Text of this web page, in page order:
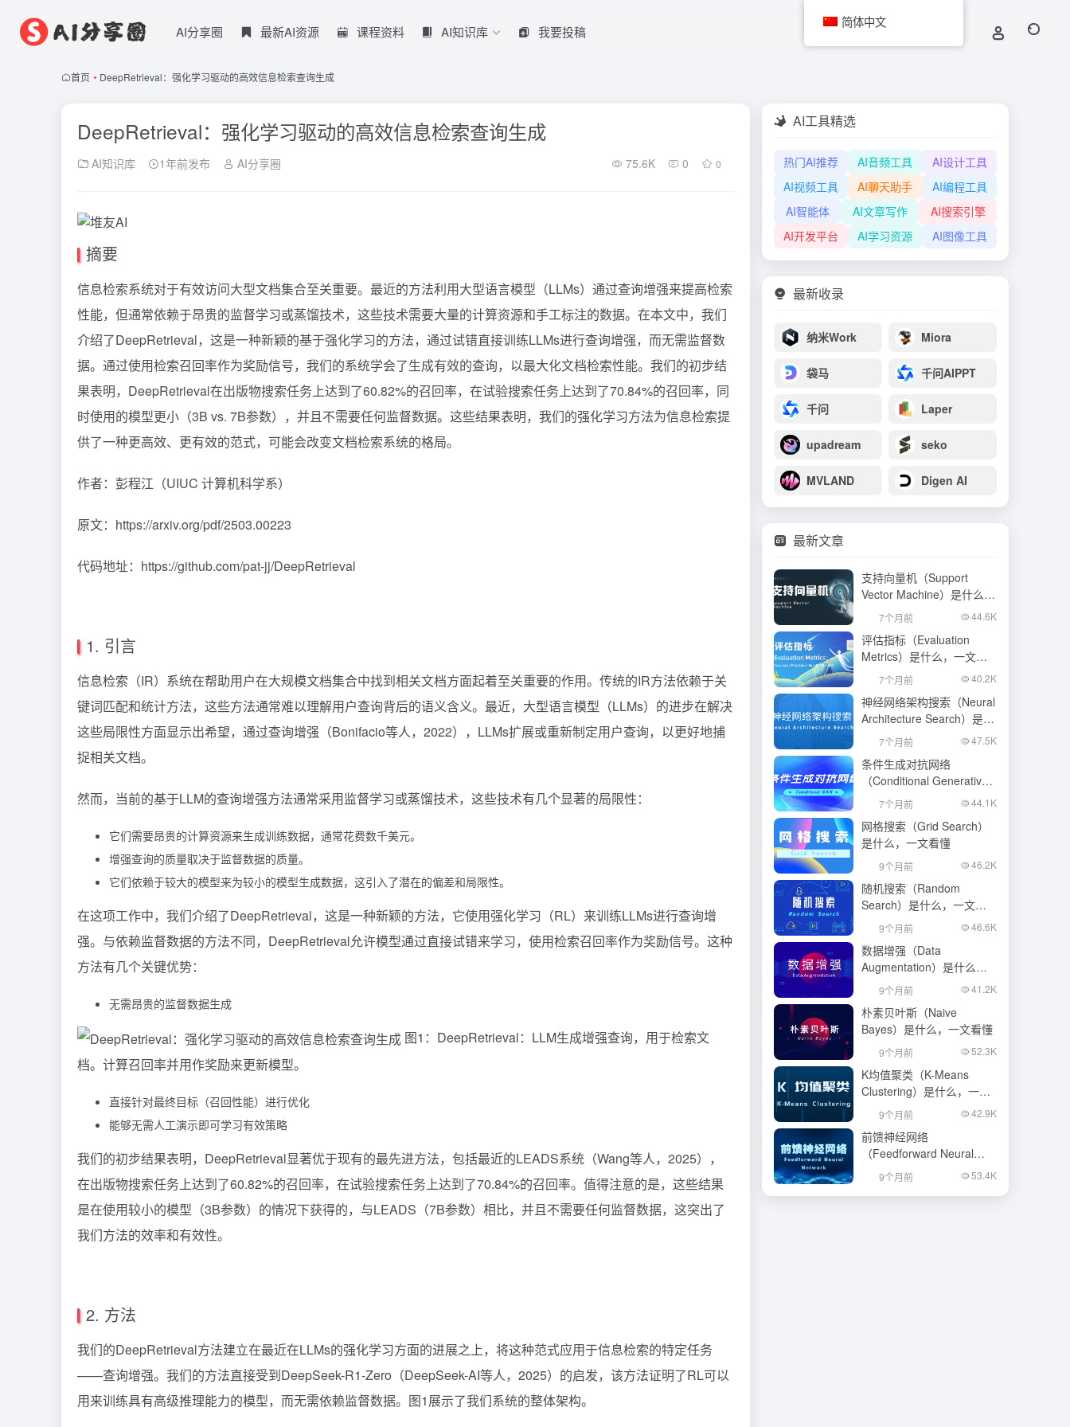
AI分享圈 最新AI资源 课程资料 AI知识库 我要投稿
首页 • DeepRetrieval：强化学习驱动的高效信息检索查询生成
DeepRetrieval：强化学习驱动的高效信息检索查询生成
AI知识库 1年前发布 AI分享圈 75.6K 0 0
摘要
信息检索系统对于有效访问大型文档集合至关重要。最近的方法利用大型语言模型（LLMs）通过查询增强来提高检索
性能，但通常依赖于昂贵的监督学习或蒸馏技术，这些技术需要大量的计算资源和手工标注的数据。在本文中，我们
介绍了DeepRetrieval，这是一种新颖的基于强化学习的方法，通过试错直接训练LLMs进行查询增强，而无需监督数
据。通过使用检索召回率作为奖励信号，我们的系统学会了生成有效的查询，以最大化文档检索性能。我们的初步结
果表明，DeepRetrieval在出版物搜索任务上达到了60.82%的召回率，在试验搜索任务上达到了70.84%的召回率，同
时使用的模型更小（3B vs. 7B参数），并且不需要任何监督数据。这些结果表明，我们的强化学习方法为信息检索提
供了一种更高效、更有效的范式，可能会改变文档检索系统的格局。
作者：彭程江（UIUC 计算机科学系）
原文：https://arxiv.org/pdf/2503.00223
代码地址：https://github.com/pat-jj/DeepRetrieval
1. 引言
信息检索（IR）系统在帮助用户在大规模文档集合中找到相关文档方面起着至关重要的作用。传统的IR方法依赖于关
键词匹配和统计方法，这些方法通常难以理解用户查询背后的语义含义。最近，大型语言模型（LLMs）的进步在解决
这些局限性方面显示出希望，通过查询增强（Bonifacio等人，2022），LLMs扩展或重新制定用户查询，以更好地捕
捉相关文档。
然而，当前的基于LLM的查询增强方法通常采用监督学习或蒸馏技术，这些技术有几个显著的局限性：
它们需要昂贵的计算资源来生成训练数据，通常花费数千美元。
增强查询的质量取决于监督数据的质量。
它们依赖于较大的模型来为较小的模型生成数据，这引入了潜在的偏差和局限性。
在这项工作中，我们介绍了DeepRetrieval，这是一种新颖的方法，它使用强化学习（RL）来训练LLMs进行查询增
强。与依赖监督数据的方法不同，DeepRetrieval允许模型通过直接试错来学习，使用检索召回率作为奖励信号。这种
方法有几个关键优势：
无需昂贵的监督数据生成
图1：DeepRetrieval：LLM生成增强查询，用于检索文
档。计算召回率并用作奖励来更新模型。
直接针对最终目标（召回性能）进行优化
能够无需人工演示即可学习有效策略
我们的初步结果表明，DeepRetrieval显著优于现有的最先进方法，包括最近的LEADS系统（Wang等人，2025），
在出版物搜索任务上达到了60.82%的召回率，在试验搜索任务上达到了70.84%的召回率。值得注意的是，这些结果
是在使用较小的模型（3B参数）的情况下获得的，与LEADS（7B参数）相比，并且不需要任何监督数据，这突出了
我们方法的效率和有效性。
2. 方法
我们的DeepRetrieval方法建立在最近在LLMs的强化学习方面的进展之上，将这种范式应用于信息检索的特定任务
——查询增强。我们的方法直接受到DeepSeek-R1-Zero（DeepSeek-AI等人，2025）的启发，该方法证明了RL可以
用来训练具有高级推理能力的模型，而无需依赖监督数据。图1展示了我们系统的整体架构。
AI工具精选
热门AI推荐 AI音频工具
AI设计工具
AI视频工具
AI聊天助手
AI编程工具
AI智能体
AI文章写作
AI搜索引擎
AI开发平台
AI学习资源 AI图像工具
最新收录
纳米Work Miora
袋马 千问AIPPT
千问 Laper
upadream seko
MVLAND Digen AI
最新文章
支持向量机（Support
Vector Machine）是什么，
一文看懂
7个月前 44.6K
评估指标（Evaluation
Metrics）是什么，一文看
7个月前 40.2K
神经网络架构搜索（Neural
Architecture Search）是什
么，一文看懂
7个月前 47.5K
条件生成对抗网络
（Conditional Generative
Adversarial Network）是什
么，一文看懂
7个月前 44.1K
网格搜索（Grid Search）
是什么，一文看懂
9个月前 46.2K
随机搜索（Random
Search）是什么，一文看
9个月前 46.6K
数据增强（Data
Augmentation）是什么，
一文看懂
9个月前 41.2K
朴素贝叶斯（Naive
Bayes）是什么，一文看懂
9个月前 52.3K
K均值聚类（K-Means
Clustering）是什么，一文
看懂9个月前 42.9K
前馈神经网络
（Feedforward Neural
Network）是什么，一文看
9个月前 53.4K
简体中文